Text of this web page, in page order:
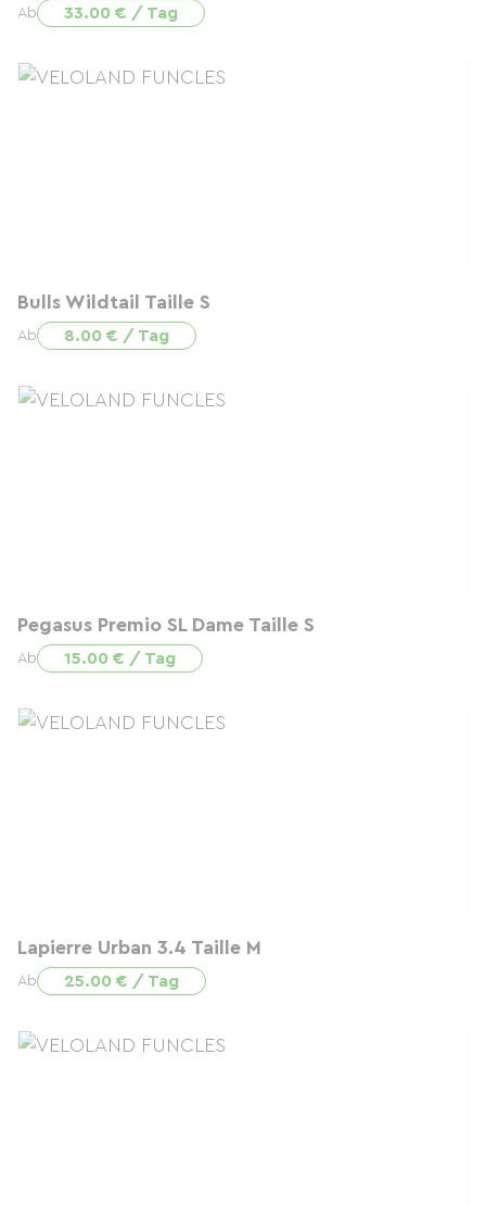
Ab 33.00 € / Tag
Bulls Wildtail Taille S
Ab 8.00 € / Tag
Pegasus Premio SL Dame Taille S
Ab 15.00 € / Tag
Lapierre Urban 3.4 Taille M
Ab 25.00 € / Tag